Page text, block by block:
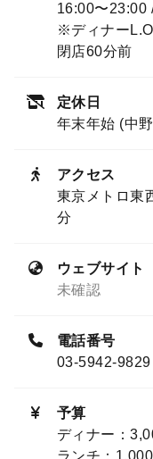
16:00〜23:00
※ディナー
閉店60分前
定休日
年末年始 (中
アクセス
東京メトロ東
分
ウェブサイト
未確認
電話番号
03-5942-9829
予算
ディナー：
ランチ：